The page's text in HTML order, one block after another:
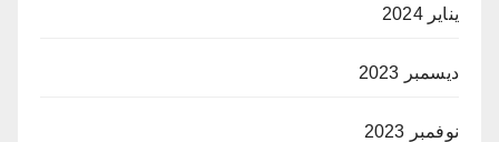
يناير 2024
ديسمبر 2023
نوفمبر 2023